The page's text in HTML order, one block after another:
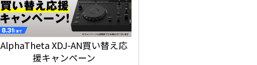
AlphaTheta XDJ-AN買い替え応
援キャンペーン